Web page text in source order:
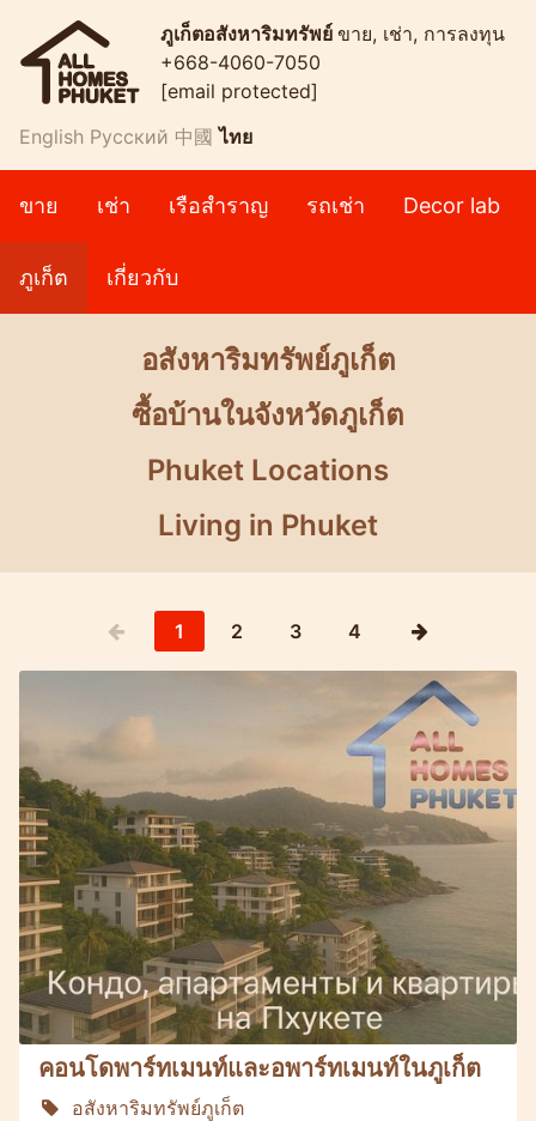
ภูเก็ตอสังหาริมทรัพย์ ขาย, เช่า, การลงทุน
+668-4060-7050
[email protected]
English Русский 中國 ไทย
ขาย เช่า เรือสำราญ รถเช่า Decor lab
ภูเก็ต เกี่ยวกับ
อสังหาริมทรัพย์ภูเก็ต
ซื้อบ้านในจังหวัดภูเก็ต
Phuket Locations
Living in Phuket
1 2 3 4
คอนโดพาร์ทเมนท์และอพาร์ทเมนท์ในภูเก็ต
อสังหาริมทรัพย์ภูเก็ต